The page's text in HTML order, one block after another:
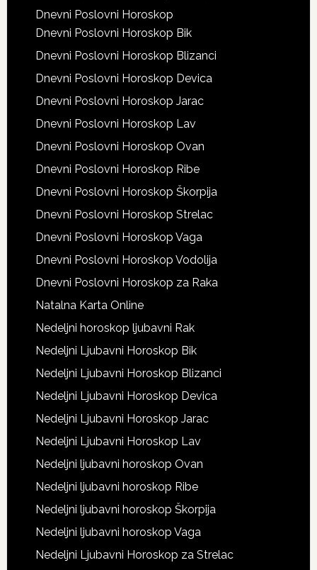
Dnevni Poslovni Horoskop
Dnevni Poslovni Horoskop Bik
Dnevni Poslovni Horoskop Blizanci
Dnevni Poslovni Horoskop Devica
Dnevni Poslovni Horoskop Jarac
Dnevni Poslovni Horoskop Lav
Dnevni Poslovni Horoskop Ovan
Dnevni Poslovni Horoskop Ribe
Dnevni Poslovni Horoskop Škorpija
Dnevni Poslovni Horoskop Strelac
Dnevni Poslovni Horoskop Vaga
Dnevni Poslovni Horoskop Vodolija
Dnevni Poslovni Horoskop za Raka
Natalna Karta Online
Nedeljni horoskop ljubavni Rak
Nedeljni Ljubavni Horoskop Bik
Nedeljni Ljubavni Horoskop Blizanci
Nedeljni Ljubavni Horoskop Devica
Nedeljni Ljubavni Horoskop Jarac
Nedeljni Ljubavni Horoskop Lav
Nedeljni ljubavni horoskop Ovan
Nedeljni ljubavni horoskop Ribe
Nedeljni ljubavni horoskop Škorpija
Nedeljni ljubavni horoskop Vaga
Nedeljni Ljubavni Horoskop za Strelac